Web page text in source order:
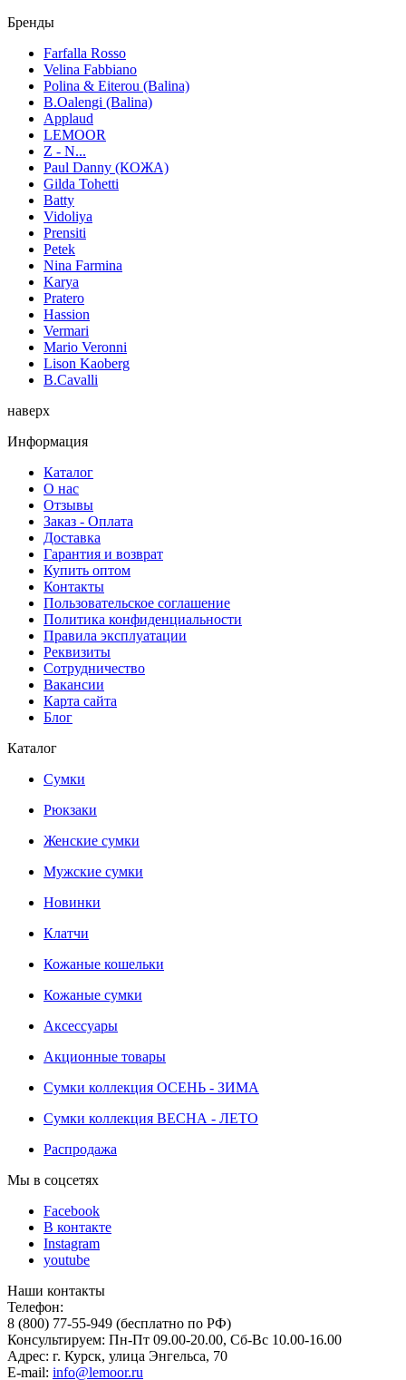
Бренды
Farfalla Rosso
Velina Fabbiano
Polina & Eiterou (Balina)
B.Oalengi (Balina)
Applaud
LEMOOR
Z - N...
Paul Danny (КОЖА)
Gilda Tohetti
Batty
Vidoliya
Prensiti
Petek
Nina Farmina
Karya
Pratero
Hassion
Vermari
Mario Veronni
Lison Kaoberg
B.Cavalli
наверх
Информация
Каталог
О нас
Отзывы
Заказ - Оплата
Доставка
Гарантия и возврат
Купить оптом
Контакты
Пользовательское соглашение
Политика конфиденциальности
Правила эксплуатации
Реквизиты
Сотрудничество
Вакансии
Карта сайта
Блог
Каталог
Сумки
Рюкзаки
Женские сумки
Мужские сумки
Новинки
Клатчи
Кожаные кошельки
Кожаные сумки
Аксессуары
Акционные товары
Сумки коллекция ОСЕНЬ - ЗИМА
Сумки коллекция ВЕСНА - ЛЕТО
Распродажа
Мы в соцсетях
Facebook
В контакте
Instagram
youtube
Наши контакты
Телефон:
8 (800) 77-55-949 (бесплатно по РФ)
Консультируем: Пн-Пт 09.00-20.00, Сб-Вс 10.00-16.00
Адрес: г. Курск, улица Энгельса, 70
E-mail: info@lemoor.ru